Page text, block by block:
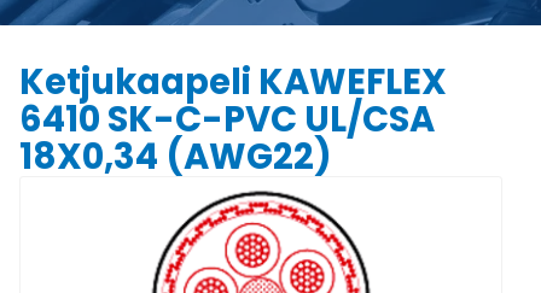
Ketjukaapeli KAWEFLEX
6410 SK-C-PVC UL/CSA
18X0,34 (AWG22)